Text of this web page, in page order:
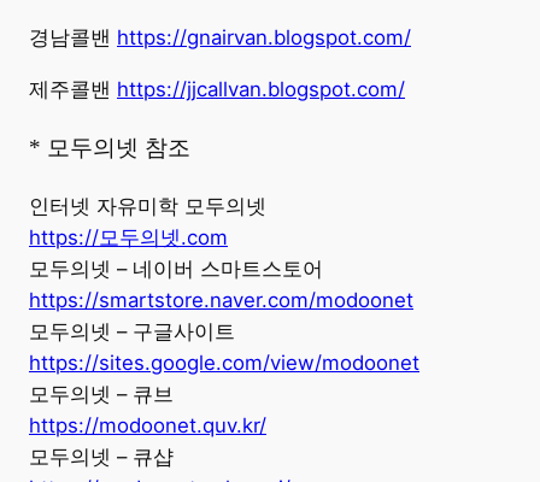
경남콜밴 https://gnairvan.blogspot.com/
제주콜밴 https://jjcallvan.blogspot.com/
* 모두의넷 참조
인터넷 자유미학 모두의넷
https://모두의넷.com
모두의넷 – 네이버 스마트스토어
https://smartstore.naver.com/modoonet
모두의넷 – 구글사이트
https://sites.google.com/view/modoonet
모두의넷 – 큐브
https://modoonet.quv.kr/
모두의넷 – 큐샵